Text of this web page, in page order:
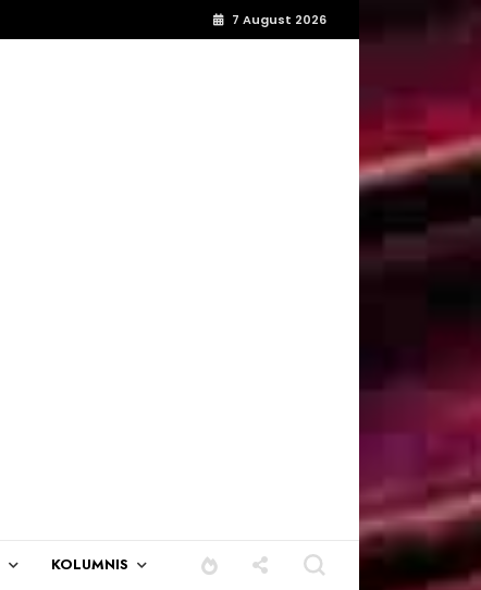
7 August 2026
KOLUMNIS